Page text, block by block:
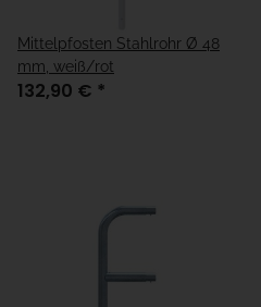
Mittelpfosten Stahlrohr Ø 48
mm, weiß/rot
132,90 € *